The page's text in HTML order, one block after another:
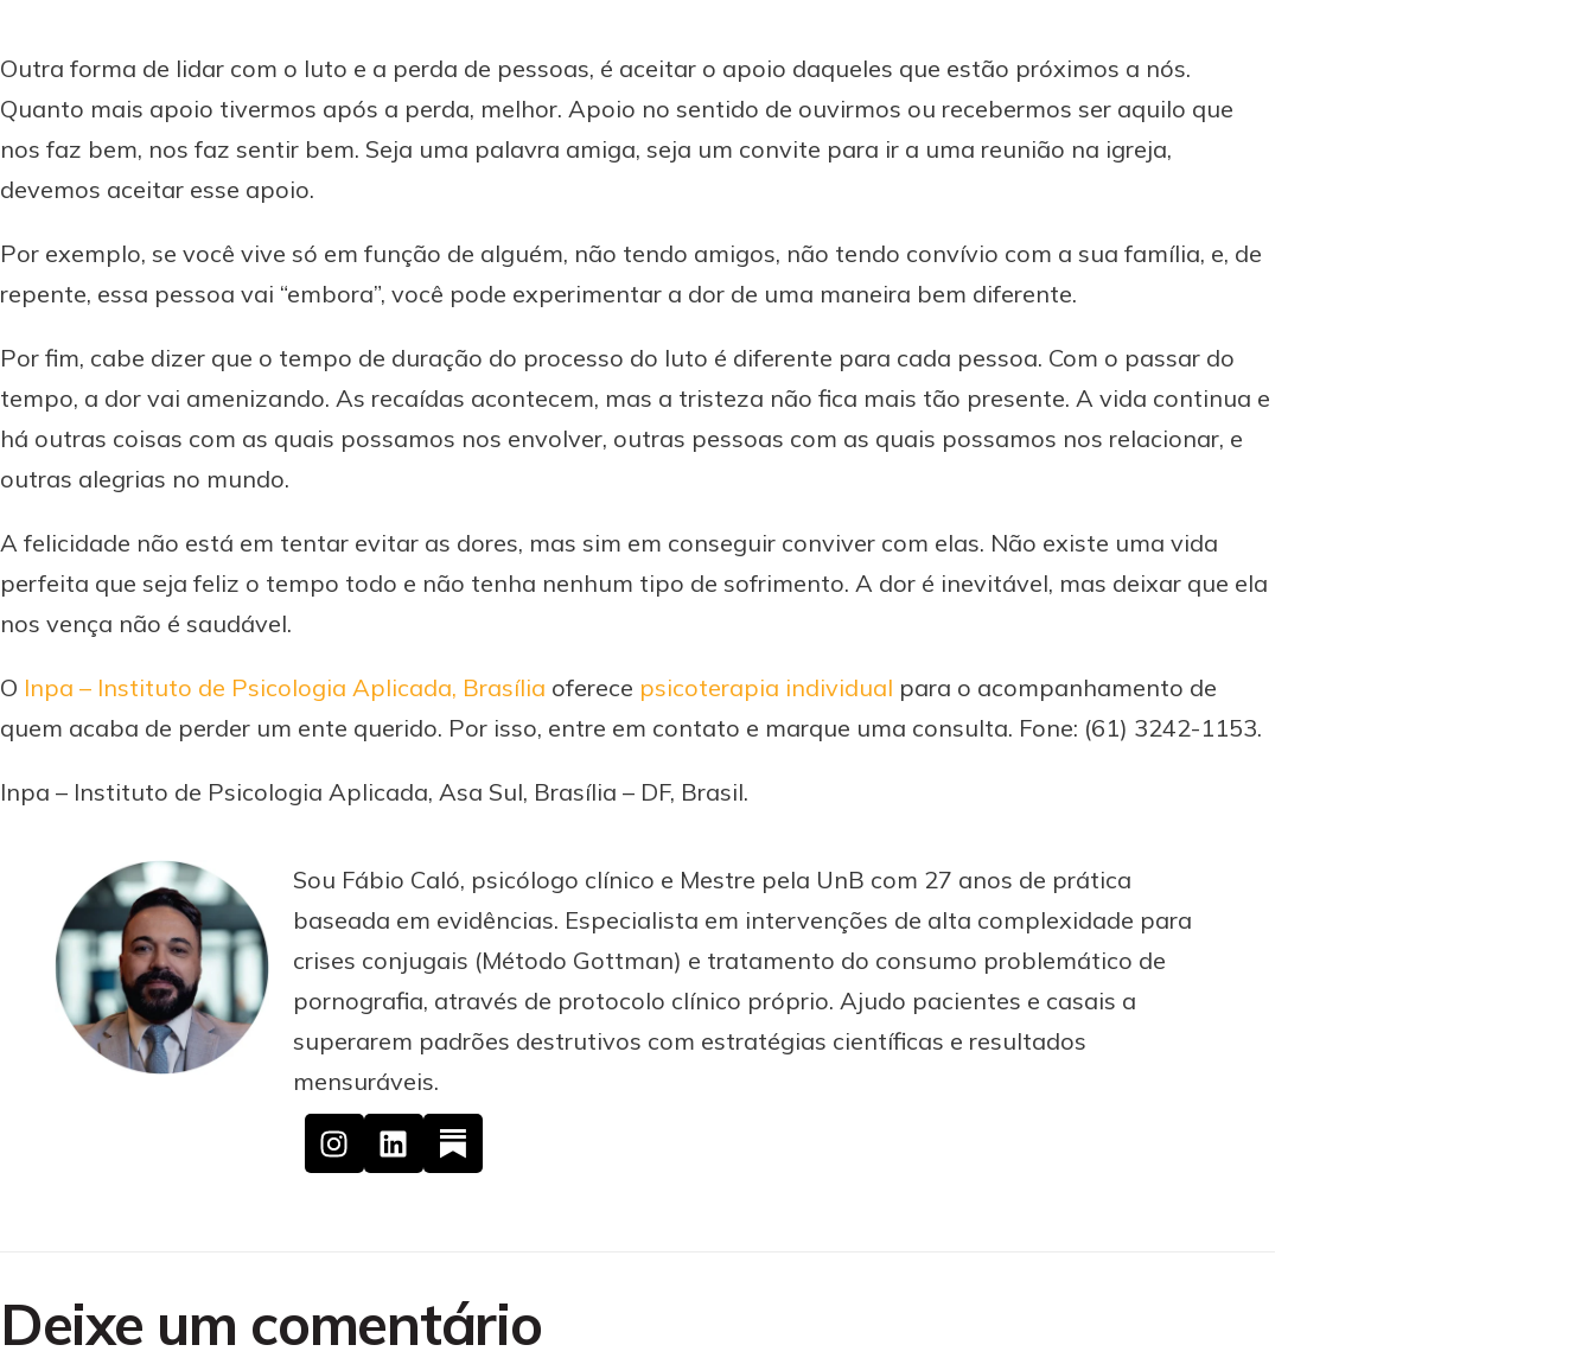
Outra forma de lidar com o luto e a perda de pessoas, é aceitar o apoio daqueles que estão próximos a nós.
Quanto mais apoio tivermos após a perda, melhor. Apoio no sentido de ouvirmos ou recebermos ser aquilo que
nos faz bem, nos faz sentir bem. Seja uma palavra amiga, seja um convite para ir a uma reunião na igreja,
devemos aceitar esse apoio.
Por exemplo, se você vive só em função de alguém, não tendo amigos, não tendo convívio com a sua família, e, de
repente, essa pessoa vai “embora”, você pode experimentar a dor de uma maneira bem diferente.
Por fim, cabe dizer que o tempo de duração do processo do luto é diferente para cada pessoa. Com o passar do
tempo, a dor vai amenizando. As recaídas acontecem, mas a tristeza não fica mais tão presente. A vida continua e
há outras coisas com as quais possamos nos envolver, outras pessoas com as quais possamos nos relacionar, e
outras alegrias no mundo.
A felicidade não está em tentar evitar as dores, mas sim em conseguir conviver com elas. Não existe uma vida
perfeita que seja feliz o tempo todo e não tenha nenhum tipo de sofrimento. A dor é inevitável, mas deixar que ela
nos vença não é saudável.
O Inpa – Instituto de Psicologia Aplicada, Brasília oferece psicoterapia individual para o acompanhamento de
quem acaba de perder um ente querido. Por isso, entre em contato e marque uma consulta. Fone: (61) 3242-1153.
Inpa – Instituto de Psicologia Aplicada, Asa Sul, Brasília – DF, Brasil.
Sou Fábio Caló, psicólogo clínico e Mestre pela UnB com 27 anos de prática
baseada em evidências. Especialista em intervenções de alta complexidade para
crises conjugais (Método Gottman) e tratamento do consumo problemático de
pornografia, através de protocolo clínico próprio. Ajudo pacientes e casais a
superarem padrões destrutivos com estratégias científicas e resultados
mensuráveis.
Deixe um comentário